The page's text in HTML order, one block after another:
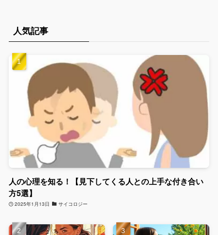
人気記事
人の心理を知る！【見下してくる人との上手な付き合い
方5選】
2025年1月13日 サイコロジー